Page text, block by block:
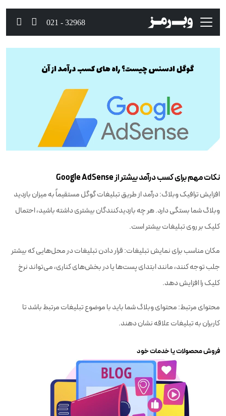
نکات مهم برای کسب درآمد بیشتر از Google AdSense
افزایش ترافیک وبلاگ: درآمد از طریق تبلیغات گوگل مستقیماً به میزان بازدید
وبلاگ شما بستگی دارد. هر چه بازدیدکنندگان بیشتری داشته باشید، احتمال
کلیک بر روی تبلیغات بیشتر است.
مکان مناسب برای نمایش تبلیغات: قرار دادن تبلیغات در محل‌هایی که بیشتر
جلب توجه کنند، مانند ابتدای پست‌ها یا در بخش‌های کناری، می‌تواند نرخ
کلیک را افزایش دهد.
محتوای مرتبط: محتوای وبلاگ شما باید با موضوع تبلیغات مرتبط باشد تا
کاربران به تبلیغات علاقه نشان دهند.
فروش محصولات یا خدمات خود